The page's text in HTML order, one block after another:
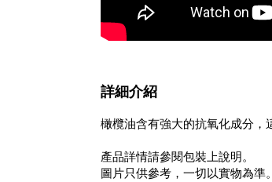
詳細介紹
橄欖油含有強大的抗氧化成分，
產品詳情請參閱包裝上說明。
圖片只供參考，一切以實物為準。